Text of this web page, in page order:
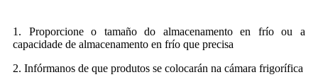
1. Proporcione o tamaño do almacenamento en frío ou a
capacidade de almacenamento en frío que precisa
2. Infórmanos de que produtos se colocarán na cámara frigorífica